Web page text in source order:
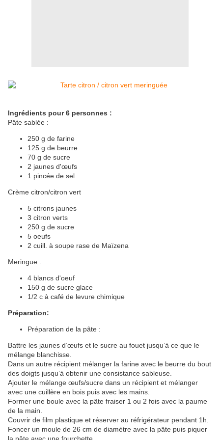
Ingrédients pour 6 personnes :
Pâte sablée :
250 g de farine
125 g de beurre
70 g de sucre
2 jaunes d'œufs
1 pincée de sel
Crème citron/citron vert
5 citrons jaunes
3 citron verts
250 g de sucre
5 oeufs
2 cuill. à soupe rase de Maïzena
Meringue :
4 blancs d'oeuf
150 g de sucre glace
1/2 c à café de levure chimique
Préparation:
Préparation de la pâte :
Battre les jaunes d’œufs et le sucre au fouet jusqu’à ce que le
mélange blanchisse.
Dans un autre récipient mélanger la farine avec le beurre du bout
des doigts jusqu’à obtenir une consistance sableuse.
Ajouter le mélange œufs/sucre dans un récipient et mélanger
avec une cuillère en bois puis avec les mains.
Former une boule avec la pâte fraiser 1 ou 2 fois avec la paume
de la main.
Couvrir de film plastique et réserver au réfrigérateur pendant 1h.
Foncer un moule de 26 cm de diamètre avec la pâte puis piquer